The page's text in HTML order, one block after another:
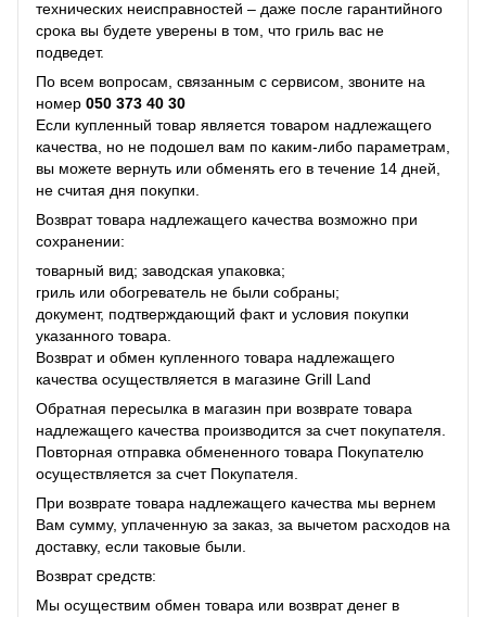
технических неисправностей – даже после гарантийного
срока вы будете уверены в том, что гриль вас не
подведет.
По всем вопросам, связанным с сервисом, звоните на
номер 050 373 40 30
Если купленный товар является товаром надлежащего
качества, но не подошел вам по каким-либо параметрам,
вы можете вернуть или обменять его в течение 14 дней,
не считая дня покупки.
Возврат товара надлежащего качества возможно при
сохранении:
товарный вид; заводская упаковка;
гриль или обогреватель не были собраны;
документ, подтверждающий факт и условия покупки
указанного товара.
Возврат и обмен купленного товара надлежащего
качества осуществляется в магазине Grill Land
Обратная пересылка в магазин при возврате товара
надлежащего качества производится за счет покупателя.
Повторная отправка обмененного товара Покупателю
осуществляется за счет Покупателя.
При возврате товара надлежащего качества мы вернем
Вам сумму, уплаченную за заказ, за ​​вычетом расходов на
доставку, если таковые были.
Возврат средств:
Мы осуществим обмен товара или возврат денег в